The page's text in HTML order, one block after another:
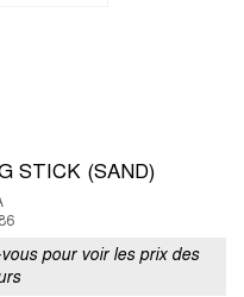
STICK (SAND)
pour voir les prix des